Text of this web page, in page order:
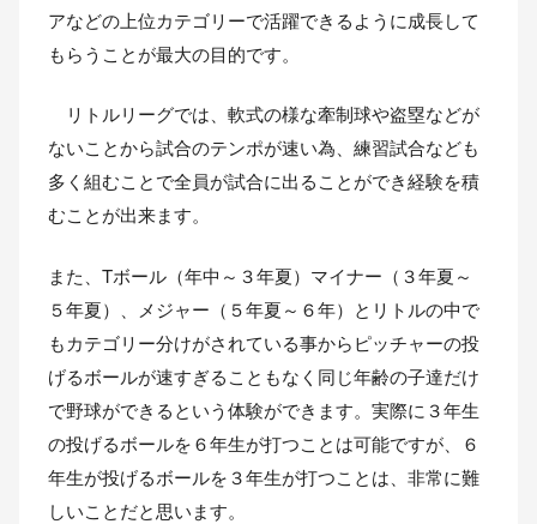
アなどの上位カテゴリーで活躍できるように成長して
もらうことが最大の目的です。
リトルリーグでは、軟式の様な牽制球や盗塁などが
ないことから試合のテンポが速い為、練習試合なども
多く組むことで全員が試合に出ることができ経験を積
むことが出来ます。
また、Tボール（年中～３年夏）マイナー（３年夏～
５年夏）、メジャー（５年夏～６年）とリトルの中で
もカテゴリー分けがされている事からピッチャーの投
げるボールが速すぎることもなく同じ年齢の子達だけ
で野球ができるという体験ができます。実際に３年生
の投げるボールを６年生が打つことは可能ですが、６
年生が投げるボールを３年生が打つことは、非常に難
しいことだと思います。